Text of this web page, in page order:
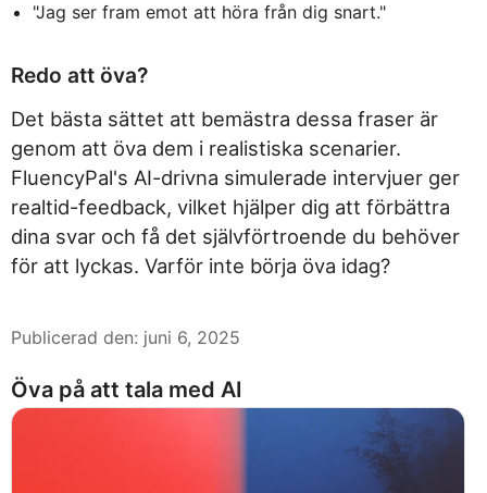
"Jag ser fram emot att höra från dig snart."
Redo att öva?
Det bästa sättet att bemästra dessa fraser är
genom att öva dem i realistiska scenarier.
FluencyPal's AI-drivna simulerade intervjuer ger
realtid-feedback, vilket hjälper dig att förbättra
dina svar och få det självförtroende du behöver
för att lyckas. Varför inte börja öva idag?
Publicerad den: juni 6, 2025
Öva på att tala med AI